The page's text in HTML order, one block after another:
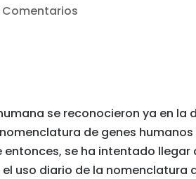
Comentarios
se reconocieron ya en la
de genes humanos
entonces, se ha intentado
uso diario de la nomenclatura